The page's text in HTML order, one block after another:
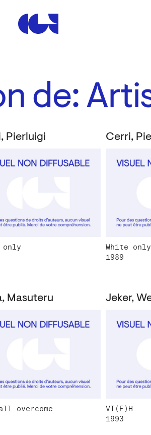
Centre de la Gravure et
de:
Pierluigi
only
Cerri,
White only
1989
Masuteru
overcome
Jeker,
VI(E)H
1993